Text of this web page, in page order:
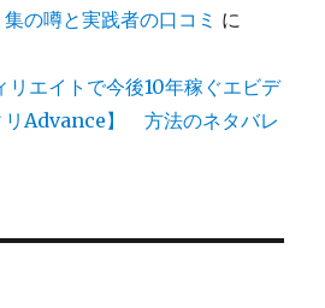
の噂と実践者の口コミ に
リエイトで今後10年稼ぐエビデ
リAdvance】 方法のネタバレ